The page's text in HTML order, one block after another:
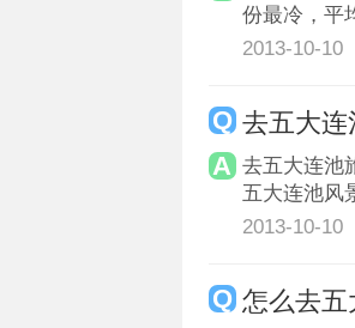
份最冷，平
2013-10-10
去五大
去五大连池
五大连池风
2013-10-10
怎么去五